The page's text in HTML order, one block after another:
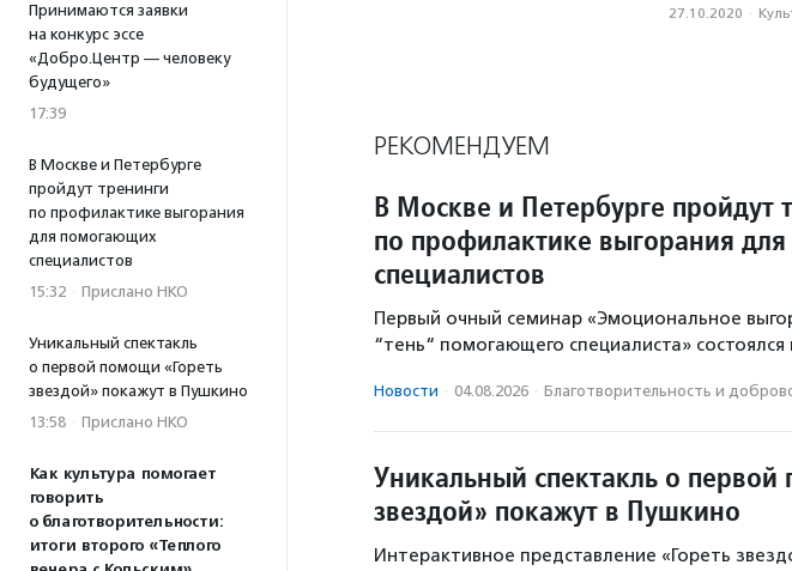
Принимаются заявки
на конкурс эссе
«Добро.Центр — человеку
будущего»
17:39
В Москве и Петербурге
пройдут тренинги
по профилактике выгорания
для помогающих
специалистов
15:32 · Прислано НКО
Уникальный спектакль
о первой помощи «Гореть
звездой» покажут в Пушкино
13:58 · Прислано НКО
Как культура помогает
говорить
о благотворительности:
итоги второго «Теплого
27.10.2020 ·
РЕКОМЕНДУЕМ
В Москве и Петербурге пройдут
по профилактике выгорания
специалистов
Первый очный семинар «Эмоциональное
“тень“ помогающего специалиста»
Новости · 04.08.2026 · Благотвори­тель­ность и
Уникальный спектакль о
звездой» покажут в Пушкино
Интерактивное представление «Гореть